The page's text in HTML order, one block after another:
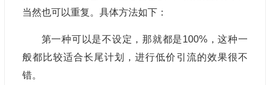
当然也可以重复。具体方法如下：
第一种可以是不设定，那就都是100%，这种一
般都比较适合长尾计划，进行低价引流的效果很不
错。